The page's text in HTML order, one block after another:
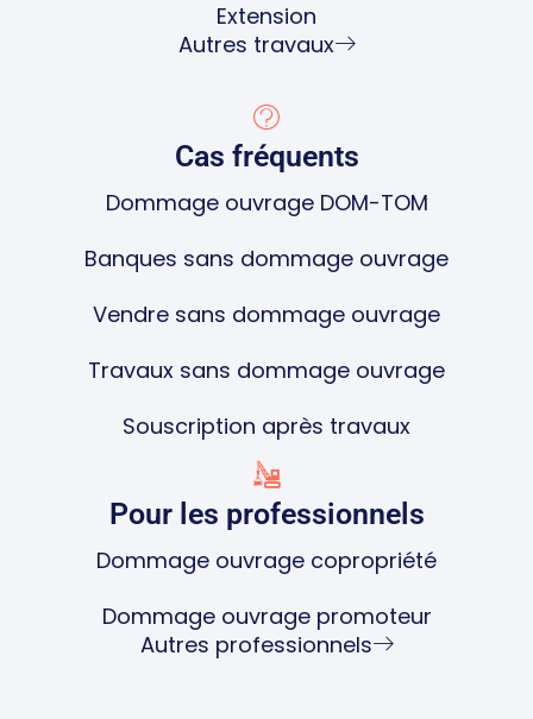
Extension
Autres travaux
Cas fréquents
Dommage ouvrage DOM-TOM
Banques sans dommage ouvrage
Vendre sans dommage ouvrage
Travaux sans dommage ouvrage
Souscription après travaux
Pour les professionnels
Dommage ouvrage copropriété
Dommage ouvrage promoteur
Autres professionnels